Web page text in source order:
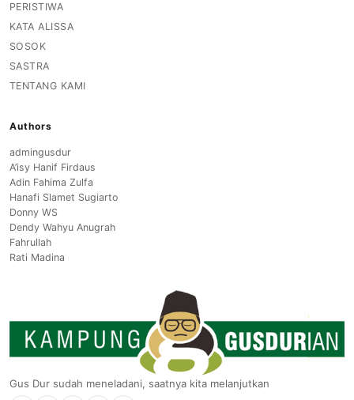
PERISTIWA
KATA ALISSA
SOSOK
SASTRA
TENTANG KAMI
Authors
admingusdur
A’isy Hanif Firdaus
Adin Fahima Zulfa
Hanafi Slamet Sugiarto
Donny WS
Dendy Wahyu Anugrah
Fahrullah
Rati Madina
Gus Dur sudah meneladani, saatnya kita melanjutkan